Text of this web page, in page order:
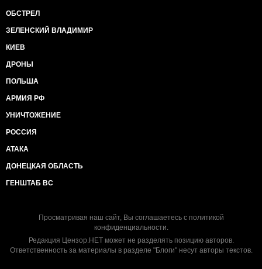
ОБСТРЕЛ
ЗЕЛЕНСКИЙ ВЛАДИМИР
КИЕВ
ДРОНЫ
ПОЛЬША
АРМИЯ РФ
УНИЧТОЖЕНИЕ
РОССИЯ
АТАКА
ДОНЕЦКАЯ ОБЛАСТЬ
ГЕНШТАБ ВС
Просматривая наш сайт, Вы соглашаетесь с политикой
конфиденциальности.
Редакция Цензор.НЕТ может не разделять позицию авторов.
Ответственность за материалы в разделе "Блоги" несут авторы текстов.